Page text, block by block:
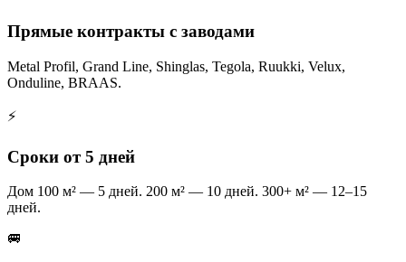
Прямые контракты с заводами
Metal Profil, Grand Line, Shinglas, Tegola, Ruukki, Velux,
Onduline, BRAAS.
⚡
Сроки от 5 дней
Дом 100 м² — 5 дней. 200 м² — 10 дней. 300+ м² — 12–15
дней.
🚐